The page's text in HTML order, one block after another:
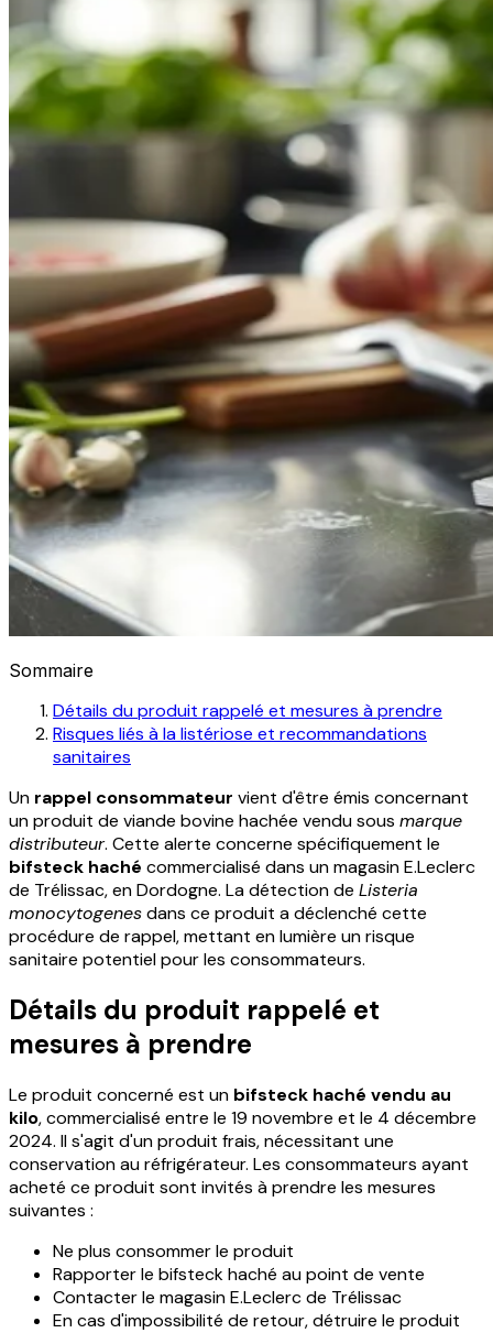
Sommaire
Détails du produit rappelé et mesures à prendre
Risques liés à la listériose et recommandations
sanitaires
Un rappel consommateur vient d'être émis concernant
un produit de viande bovine hachée vendu sous marque
distributeur. Cette alerte concerne spécifiquement le
bifsteck haché commercialisé dans un magasin E.Leclerc
de Trélissac, en Dordogne. La détection de Listeria
monocytogenesdans ce produit a déclenché cette
procédure de rappel, mettant en lumière un risque
sanitaire potentiel pour les consommateurs.
Détails du produit rappelé et
mesures à prendre
Le produit concerné est un bifsteck haché vendu au
kilo, commercialisé entre le 19 novembre et le 4 décembre
2024. Il s'agit d'un produit frais, nécessitant une
conservation au réfrigérateur. Les consommateurs ayant
acheté ce produit sont invités à prendre les mesures
suivantes :
Ne plus consommer le produit
Rapporter le bifsteck haché au point de vente
Contacter le magasin E.Leclerc de Trélissac
En cas d'impossibilité de retour, détruire le produit